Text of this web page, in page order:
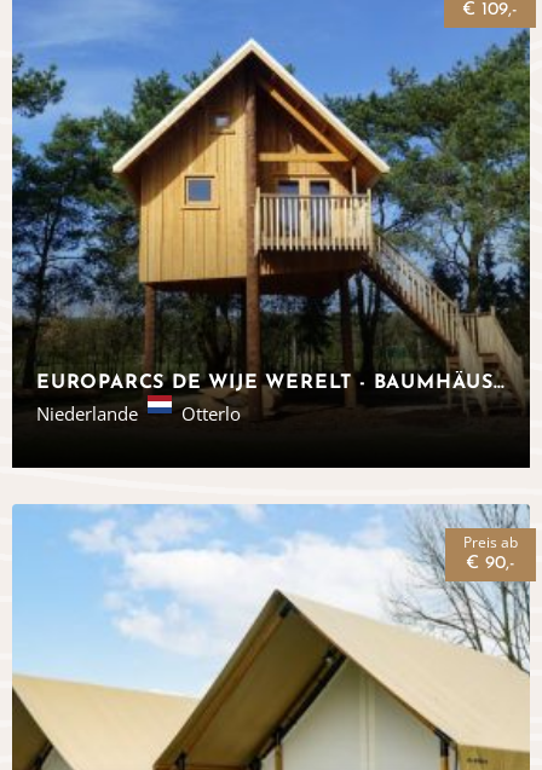
EUROPARCS DE WIJE WERELT - BAUMHÄUSER AUF DER VELUWE
Niederlande Otterlo
€ 109,-
Preis ab
€ 90,-